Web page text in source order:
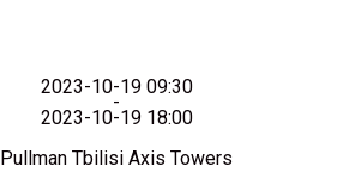
2023-10-19 09:30
-
2023-10-19 18:00
Pullman Tbilisi Axis Towers